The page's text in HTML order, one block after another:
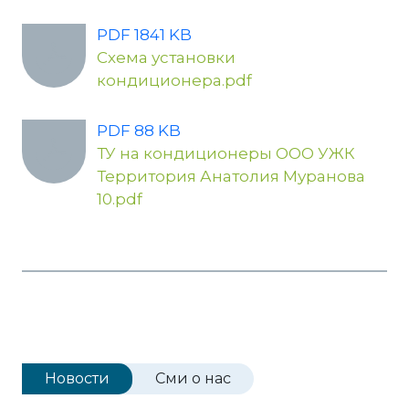
PDF 1841 KB
Схема установки
кондиционера.pdf
PDF 88 KB
ТУ на кондиционеры ООО УЖК
Территория Анатолия Муранова
10.pdf
Новости Сми о нас